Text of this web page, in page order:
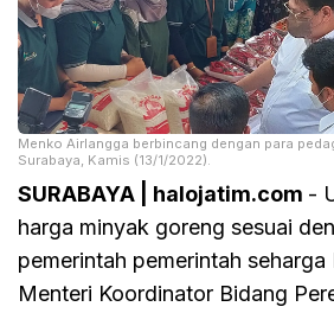
Menko Airlangga berbincang dengan para
Surabaya, Kamis (13/1/2022).
SURABAYA | halojatim.com -
harga minyak goreng sesuai
pemerintah pemerintah seharga
Menteri Koordinator Bidang